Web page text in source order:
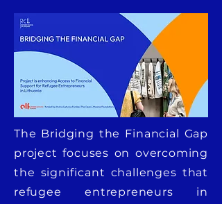
The Bridging the Financial Gap
project focuses on overcoming
the significant challenges that
refugee entrepreneurs in